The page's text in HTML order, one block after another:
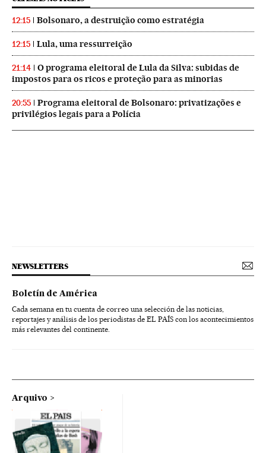
12:15 Bolsonaro, a destruição como estratégia
12:15 Lula, uma ressurreição
21:14
O programa eleitoral de Lula da Silva: subidas de
impostos para os ricos e proteção para as minorias
20:55
Programa eleitoral de Bolsonaro: privatizações e
privilégios legais para a Polícia
NEWSLETTERS
Boletín de América
Cada semana en tu cuenta de correo una selección de las noticias,
reportajes y análisis de los periodistas de EL PAÍS con los acontecimientos
más relevantes del continente.
Arquivo